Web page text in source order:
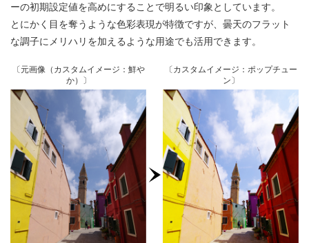
ーの初期設定値を高めにすることで明るい印象としています。
とにかく目を奪うような色彩表現が特徴ですが、曇天のフラット
な調子にメリハリを加えるような用途でも活用できます。
〔元画像（カスタムイメージ：鮮や
か）〕
〔カスタムイメージ：ポップチュー
ン〕